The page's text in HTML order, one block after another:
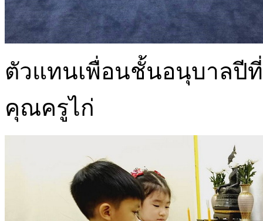
ตัวแทนเพื่อนชั้นอนุบาลปี
คุณครูไก่